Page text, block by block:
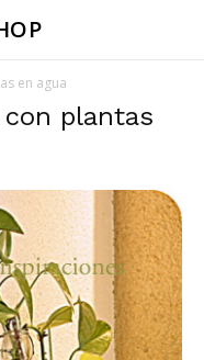
en agua
plantas